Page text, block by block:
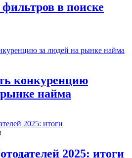
в поиске
конкуренцию
найма
2025: итоги